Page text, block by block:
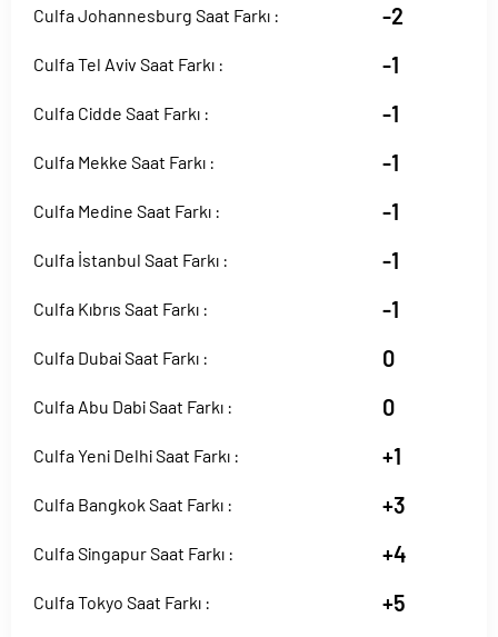
Culfa Johannesburg Saat Farkı : -2
Culfa Tel Aviv Saat Farkı : -1
Culfa Cidde Saat Farkı : -1
Culfa Mekke Saat Farkı : -1
Culfa Medine Saat Farkı : -1
Culfa İstanbul Saat Farkı : -1
Culfa Kıbrıs Saat Farkı : -1
Culfa Dubai Saat Farkı : 0
Culfa Abu Dabi Saat Farkı : 0
Culfa Yeni Delhi Saat Farkı : +1
Culfa Bangkok Saat Farkı : +3
Culfa Singapur Saat Farkı : +4
Culfa Tokyo Saat Farkı : +5